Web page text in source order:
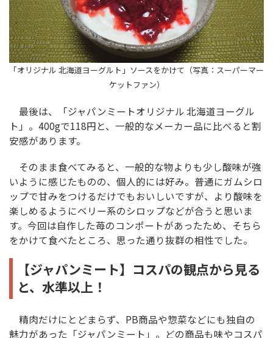
「オリジナル 北海道ヨーグルト」ソースをかけて（写真：スーパーマー
ケットファン）
最後は、「ジャパンミートオリジナル 北海道ヨーグル
ト」。400gで118円と、一般的なメーカー品に比べると割
安感があります。
そのまま食べてみると、一般的な物よりも少し酸味が強
いように感じたものの、個人的には好み。普通にガムシロ
ップで甘みをつけるだけでもおいしいですが、より酸味を
楽しめるようにベリー系のシロップなどが合うと思いま
す。今回は自作した苺のコンポートがあったため、そちら
をかけて食べたところ、思った通り抜群の相性でした。
【ジャパンミート】コスパの観点から見る
と、水準以上！
精肉だけにとどまらず、PB商品や惣菜などにも独自の
魅力があった「ジャパンミート」。どの商品も味やコスパ